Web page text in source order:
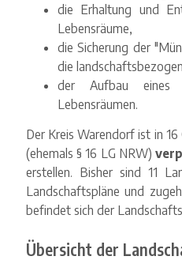
die Erhaltung und
Lebensräume,
die Sicherung der
die
der Aufbau eines
Lebensräumen.
Der Kreis Warendorf ist in
(ehemals § 16 LG NRW)
erstellen. Bisher sind 11
Landschaftspläne und
befindet sich der
Übersicht der